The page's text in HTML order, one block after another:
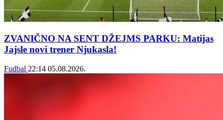
ZVANIČNO NA SENT DŽEJMS PARKU: Matijas
Jajsle novi trener Njukasla!
Fudbal 22:14 05.08.2026.